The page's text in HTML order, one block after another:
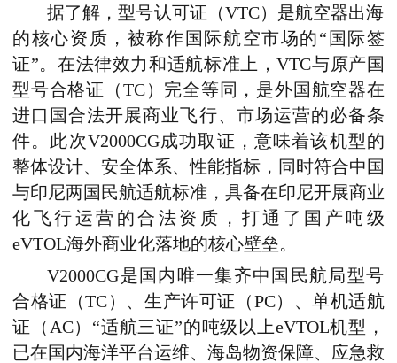
据了解，型号认可证（VTC）是航空器出海
的核心资质，被称作国际航空市场的“国际签
证”。在法律效力和适航标准上，VTC与原产国
型号合格证（TC）完全等同，是外国航空器在
进口国合法开展商业飞行、市场运营的必备条
件。此次V2000CG成功取证，意味着该机型的
整体设计、安全体系、性能指标，同时符合中国
与印尼两国民航适航标准，具备在印尼开展商业
化飞行运营的合法资质，打通了国产吨级
eVTOL海外商业化落地的核心壁垒。
V2000CG是国内唯一集齐中国民航局型号
合格证（TC）、生产许可证（PC）、单机适航
证（AC）“适航三证”的吨级以上eVTOL机型，
已在国内海洋平台运维、海岛物资保障、应急救